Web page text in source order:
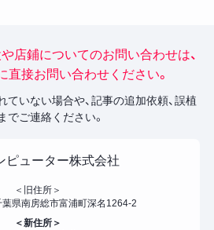
店鋪についてのお問い合わせは、
直接お問い合わせください。
いない場合や、記事の追加依頼、誤植
でご連絡ください。
ピューター株式会社
＜旧住所＞
県南房総市富浦町深名1264-2
＜新住所＞